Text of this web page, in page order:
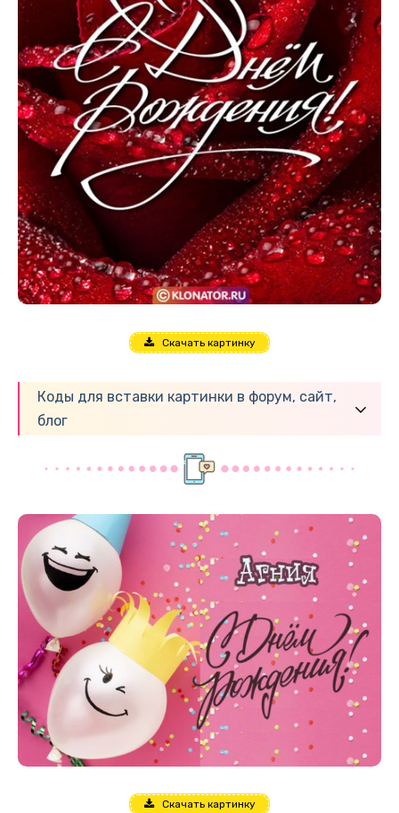
Скачать картинку
Коды для вставки картинки в форум, сайт,
блог
Скачать картинку